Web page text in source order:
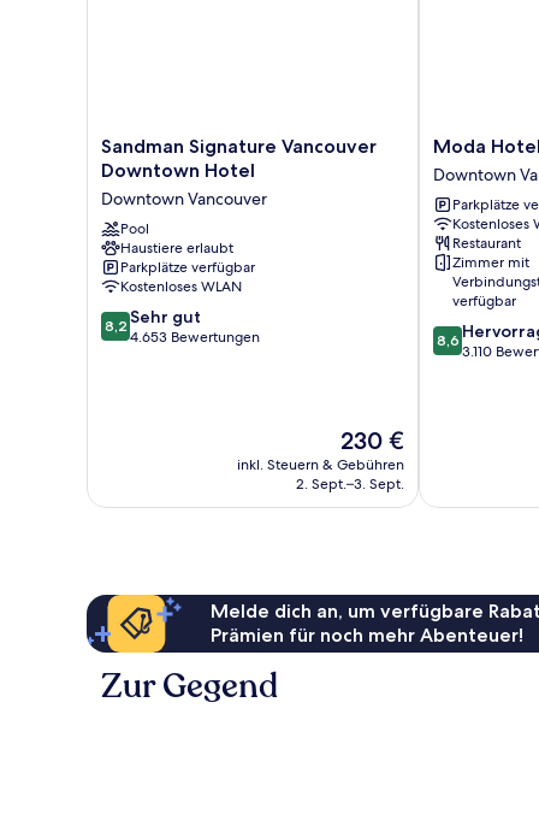
Sandman
Signature
Downtown
Hotel
Downtown
Vancouver
Sandman Signature Vancouver
Downtown Hotel
Downtown Vancouver
Pool
Haustiere erlaubt
Parkplätze verfügbar
Kostenloses WLAN
8.2
von
8,2 Sehr gut
4.653 Bewertungen
Der
Preis
beträgt
230 €
inkl. Steuern & Gebühren
2. Sept.–3. Sept.
Moda
Hotel
Downtown
Vancouver
Moda Hotel
Downtown
Parkplätze
Kostenloses
Restaurant
Zimmer mit
verfügbar
8.6
von
8,6
3.110
Melde dich an, um verfügbare
Prämien für noch mehr Abenteuer!
Zur Gegend